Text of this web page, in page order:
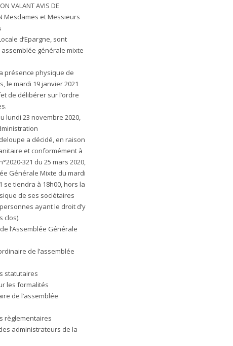
VALANT AVIS DE
Mesdames et Messieurs
d’Epargne, sont
assemblée générale mixte
présence physique de
le mardi 19 janvier 2021
de délibérer sur l’ordre
lundi 23 novembre 2020,
a décidé, en raison
et conformément à
321 du 25 mars 2020,
Générale Mixte du mardi
se tiendra à 18h00, hors la
de ses sociétaires
ayant le droit d’y
clos).
l’Assemblée Générale
de l’assemblée
statutaires
les formalités
de l’assemblée
règlementaires
administrateurs de la